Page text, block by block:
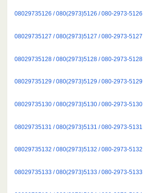
08029735126 / 080(2973)5126 / 080-2973-5126
08029735127 / 080(2973)5127 / 080-2973-5127
08029735128 / 080(2973)5128 / 080-2973-5128
08029735129 / 080(2973)5129 / 080-2973-5129
08029735130 / 080(2973)5130 / 080-2973-5130
08029735131 / 080(2973)5131 / 080-2973-5131
08029735132 / 080(2973)5132 / 080-2973-5132
08029735133 / 080(2973)5133 / 080-2973-5133